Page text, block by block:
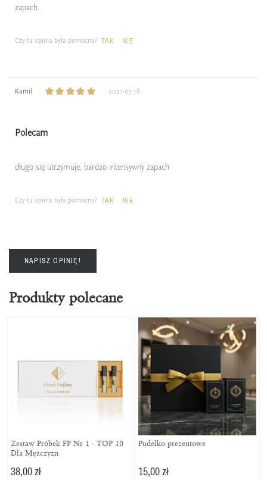
zapach.
Czy ta opinia była pomocna? TAK NIE
Kamil 2021-05-18
Polecam
długo się utrzymuje, bardzo intensywny zapach
Czy ta opinia była pomocna? TAK NIE
NAPISZ OPINIĘ!
Produkty polecane
Zestaw Próbek FP Nr 1 - TOP 10
Dla Mężczyzn
38,00 zł
Pudełko prezentowe
15,00 zł